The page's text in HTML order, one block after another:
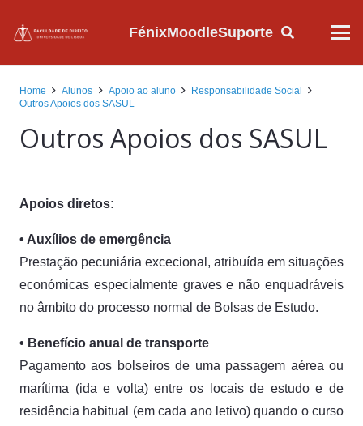
FénixMoodleSuporte
Home Alunos Apoio ao aluno
Responsabilidade Social
Outros Apoios dos SASUL
Outros Apoios dos SASUL
Apoios diretos:
• Auxílios de emergência
Prestação pecuniária excecional, atribuída em situações
económicas especialmente graves e não enquadráveis
no âmbito do processo normal de Bolsas de Estudo.
• Benefício anual de transporte
Pagamento aos bolseiros de uma passagem aérea ou
marítima (ida e volta) entre os locais de estudo e de
residência habitual (em cada ano letivo) quando o curso